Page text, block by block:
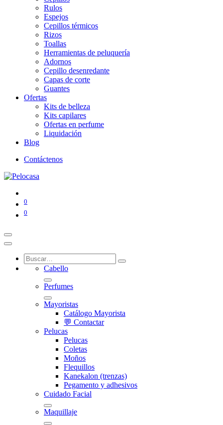
Rulos
Espejos
Cepillos térmicos
Rizos
Toallas
Herramientas de peluquería
Adornos
Cepillo desenredante
Capas de corte
Guantes
Ofertas
Kits de belleza
Kits capilares
Ofertas en perfume
Liquidación
Blog
Contáctenos
0
0
Cabello
Perfumes
Mayoristas
Catálogo Mayorista
💬 Contactar
Pelucas
Pelucas
Coletas
Moños
Flequillos
Kanekalon (trenzas)
Pegamento y adhesivos
Cuidado Facial
Maquillaje